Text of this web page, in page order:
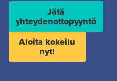
Jätä
yhteydenottopyyntö
Aloita kokeilu
nyt!